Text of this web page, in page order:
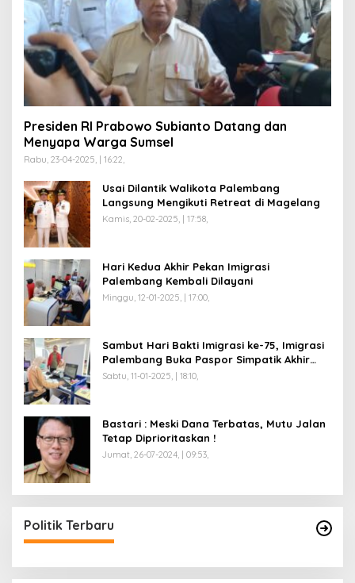
Presiden RI Prabowo Subianto Datang dan
Menyapa Warga Sumsel
Rabu, 23-04-2025, | 16:22,
Usai Dilantik Walikota Palembang
Langsung Mengikuti Retreat di Magelang
Kamis, 20-02-2025, | 17:58,
Hari Kedua Akhir Pekan Imigrasi
Palembang Kembali Dilayani
Minggu, 12-01-2025, | 17:00,
Sambut Hari Bakti Imigrasi ke-75, Imigrasi
Palembang Buka Paspor Simpatik Akhir
Pekan
Sabtu, 11-01-2025, | 18:10,
Bastari : Meski Dana Terbatas, Mutu Jalan
Tetap Diprioritaskan !
Jumat, 26-07-2024, | 09:53,
Politik Terbaru